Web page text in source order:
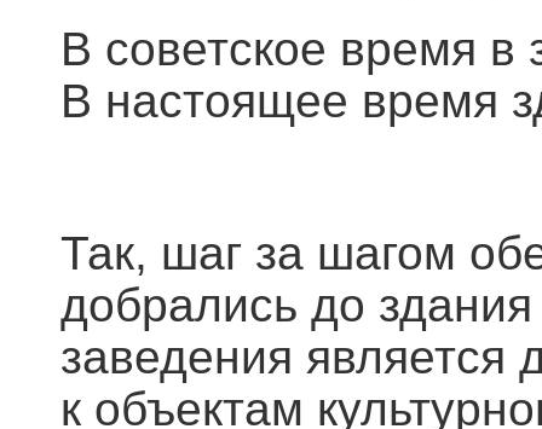
В советское время
В настоящее время
Так, шаг за шагом
добрались до
заведения является
к объектам